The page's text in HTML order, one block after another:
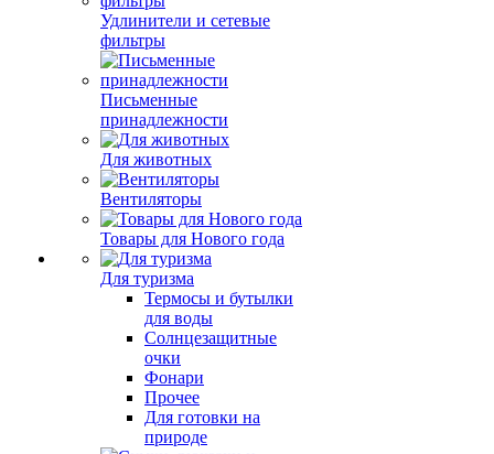
Удлинители и сетевые
фильтры
Письменные
принадлежности
Для животных
Вентиляторы
Товары для Нового года
Для туризма
Термосы и бутылки
для воды
Солнцезащитные
очки
Фонари
Прочее
Для готовки на
природе